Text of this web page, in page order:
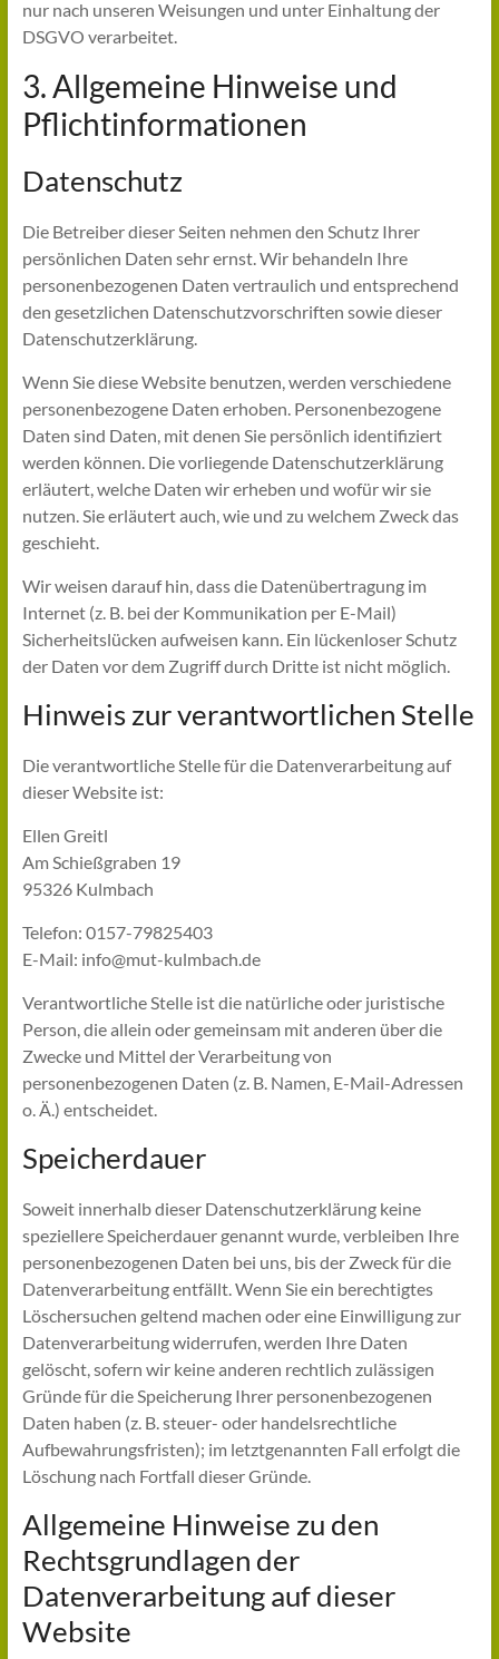
nur nach unseren Weisungen und unter Einhaltung der
DSGVO verarbeitet.
3. Allgemeine Hinweise und
Pflicht­informationen
Datenschutz
Die Betreiber dieser Seiten nehmen den Schutz Ihrer
persönlichen Daten sehr ernst. Wir behandeln Ihre
personenbezogenen Daten vertraulich und entsprechend
den gesetzlichen Datenschutzvorschriften sowie dieser
Datenschutzerklärung.
Wenn Sie diese Website benutzen, werden verschiedene
personenbezogene Daten erhoben. Personenbezogene
Daten sind Daten, mit denen Sie persönlich identifiziert
werden können. Die vorliegende Datenschutzerklärung
erläutert, welche Daten wir erheben und wofür wir sie
nutzen. Sie erläutert auch, wie und zu welchem Zweck das
geschieht.
Wir weisen darauf hin, dass die Datenübertragung im
Internet (z. B. bei der Kommunikation per E-Mail)
Sicherheitslücken aufweisen kann. Ein lückenloser Schutz
der Daten vor dem Zugriff durch Dritte ist nicht möglich.
Hinweis zur verantwortlichen Stelle
Die verantwortliche Stelle für die Datenverarbeitung auf
dieser Website ist:
Ellen Greitl
Am Schießgraben 19
95326 Kulmbach
Telefon: 0157-79825403
E-Mail: info@mut-kulmbach.de
Verantwortliche Stelle ist die natürliche oder juristische
Person, die allein oder gemeinsam mit anderen über die
Zwecke und Mittel der Verarbeitung von
personenbezogenen Daten (z. B. Namen, E-Mail-Adressen
o. Ä.) entscheidet.
Speicherdauer
Soweit innerhalb dieser Datenschutzerklärung keine
speziellere Speicherdauer genannt wurde, verbleiben Ihre
personenbezogenen Daten bei uns, bis der Zweck für die
Datenverarbeitung entfällt. Wenn Sie ein berechtigtes
Löschersuchen geltend machen oder eine Einwilligung zur
Datenverarbeitung widerrufen, werden Ihre Daten
gelöscht, sofern wir keine anderen rechtlich zulässigen
Gründe für die Speicherung Ihrer personenbezogenen
Daten haben (z. B. steuer- oder handelsrechtliche
Aufbewahrungsfristen); im letztgenannten Fall erfolgt die
Löschung nach Fortfall dieser Gründe.
Allgemeine Hinweise zu den
Rechtsgrundlagen der
Datenverarbeitung auf dieser
Website